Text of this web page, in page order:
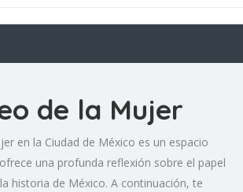
de la Mujer
en la Ciudad de México es un espacio
una profunda reflexión sobre el papel
historia de México. A continuación, te